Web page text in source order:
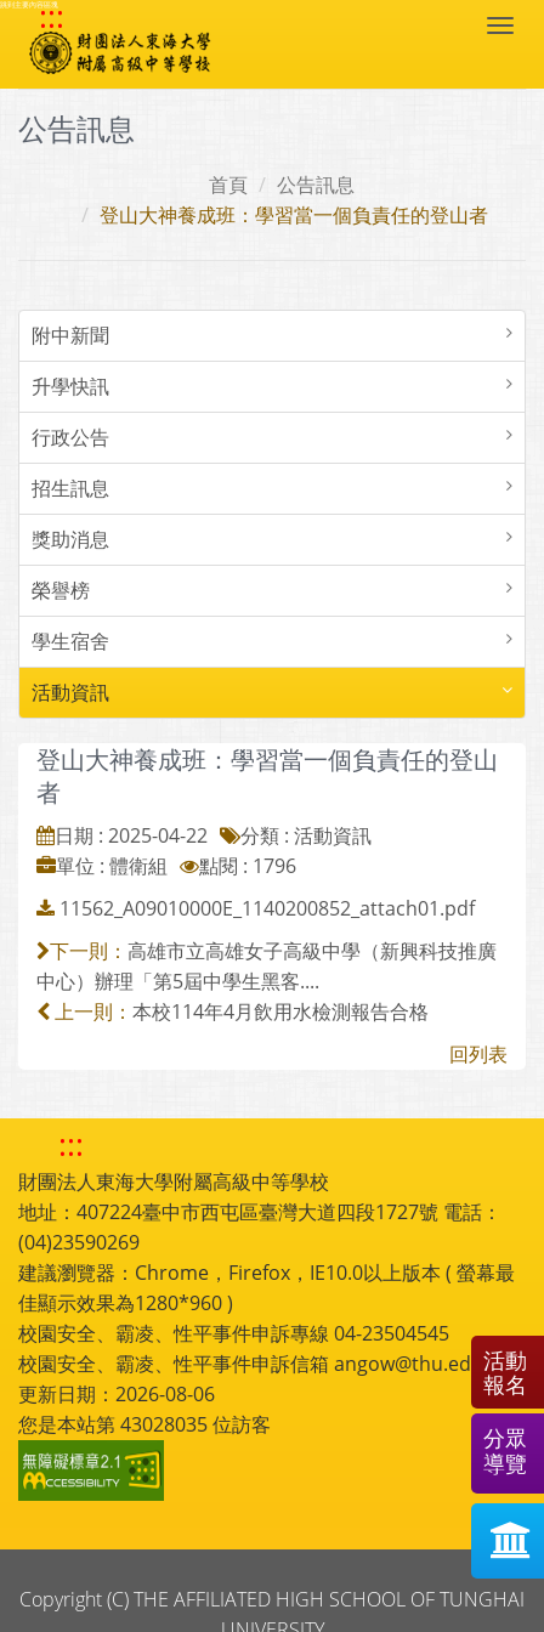
跳到主要內容區塊
:::
公告訊息
首頁
公告訊息
登山大神養成班：學習當一個負責任的登山者
附中新聞
升學快訊
行政公告
招生訊息
獎助消息
榮譽榜
學生宿舍
活動資訊
登山大神養成班：學習當一個負責任的登山
者
日期 : 2025-04-22
分類 : 活動資訊
單位 : 體衛組
點閱 : 1796
11562_A09010000E_1140200852_attach01.pdf
下一則： 高雄市立高雄女子高級中學（新興科技推廣
中心）辦理「第5屆中學生黑客....
上一則： 本校114年4月飲用水檢測報告合格
回列表
:::
財團法人東海大學附屬高級中等學校
地址：407224臺中市西屯區臺灣大道四段1727號 電話：
(04)23590269
建議瀏覽器：Chrome，Firefox，IE10.0以上版本 ( 螢幕最
佳顯示效果為1280*960 )
校園安全、霸凌、性平事件申訴專線 04-23504545
校園安全、霸凌、性平事件申訴信箱 angow@thu.edu.tw
更新日期：2026-08-06
您是本站第43028035位訪客
Copyright (C) THE AFFILIATED HIGH SCHOOL OF TUNGHAI
活動
報名
分眾
導覽